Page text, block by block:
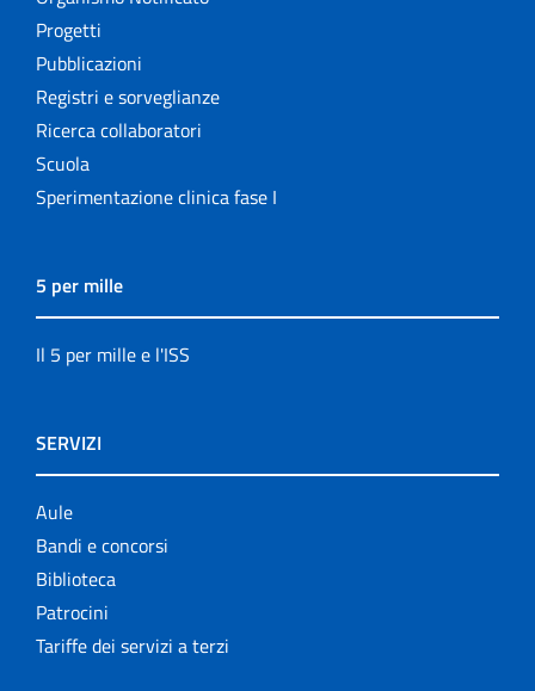
Progetti
Pubblicazioni
Registri e sorveglianze
Ricerca collaboratori
Scuola
Sperimentazione clinica fase I
5 per mille
Il 5 per mille e l'ISS
SERVIZI
Aule
Bandi e concorsi
Biblioteca
Patrocini
Tariffe dei servizi a terzi